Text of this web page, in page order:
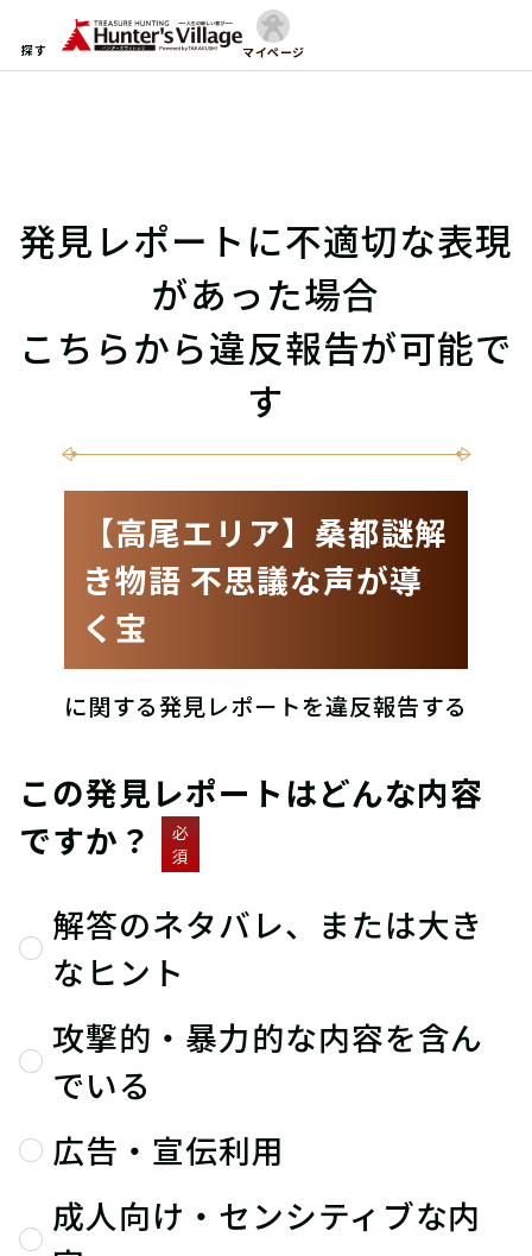
探す マイページ
発見レポートに不適切な表現
があった場合
こちらから違反報告が可能で
す
【高尾エリア】桑都謎解
き物語 不思議な声が導
く宝
に関する発見レポートを違反報告する
この発見レポートはどんな内容
ですか？
必
須
解答のネタバレ、または大き
なヒント
攻撃的・暴力的な内容を含ん
でいる
広告・宣伝利用
成人向け・センシティブな内